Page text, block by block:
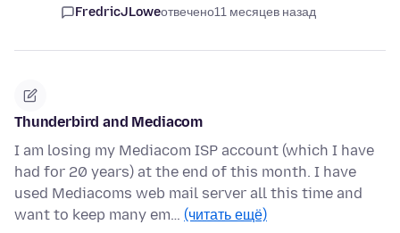
FredricJLoweотвечено11 месяцев назад
Thunderbird and Mediacom
I am losing my Mediacom ISP account (which I have
had for 20 years) at the end of this month. I have
used Mediacoms web mail server all this time and
want to keep many em… (читать ещё)